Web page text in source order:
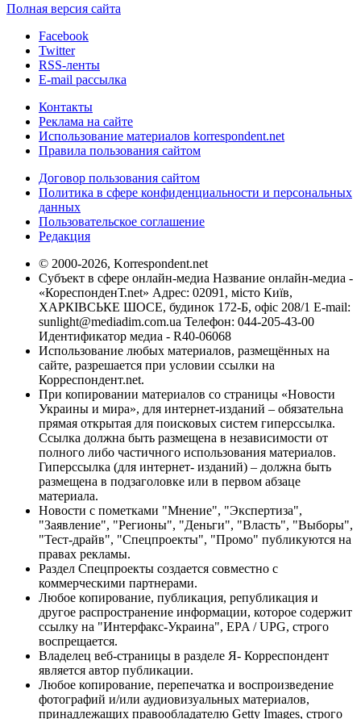
Полная версия сайта
Facebook
Twitter
RSS-ленты
E-mail рассылка
Контакты
Реклама на сайте
Использование материалов korrespondent.net
Правила пользования сайтом
Договор пользования сайтом
Политика в сфере конфиденциальности и персональных
данных
Пользовательское соглашение
Редакция
© 2000-2026, Korrespondent.net
Субъект в сфере онлайн-медиа Название онлайн-медиа -
«КореспонденТ.net» Адрес: 02091, місто Київ,
ХАРКІВСЬКЕ ШОСЕ, будинок 172-Б, офіс 208/1 E-mail:
sunlight@mediadim.com.ua Телефон: 044-205-43-00
Идентификатор медиа - R40-06068
Использование любых материалов, размещённых на
сайте, разрешается при условии ссылки на
Корреспондент.net.
При копировании материалов со страницы «Новости
Украины и мира», для интернет-изданий – обязательна
прямая открытая для поисковых систем гиперссылка.
Ссылка должна быть размещена в независимости от
полного либо частичного использования материалов.
Гиперссылка (для интернет- изданий) – должна быть
размещена в подзаголовке или в первом абзаце
материала.
Новости с пометками "Мнение", "Экспертиза",
"Заявление", "Регионы", "Деньги", "Власть", "Выборы",
"Тест-драйв", "Спецпроекты", "Промо" публикуются на
правах рекламы.
Раздел Спецпроекты создается совместно с
коммерческими партнерами.
Любое копирование, публикация, републикация и
другое распространение информации, которое содержит
ссылку на "Интерфакс-Украина", EPA / UPG, строго
воспрещается.
Владелец веб-страницы в разделе Я- Корреспондент
является автор публикации.
Любое копирование, перепечатка и воспроизведение
фотографий и/или аудиовизуальных материалов,
принадлежащих правообладателю Getty Images, строго